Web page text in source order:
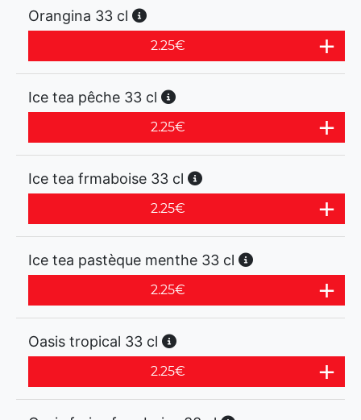
Orangina 33 cl
2.25€
Ice tea pêche 33 cl
2.25€
Ice tea frmaboise 33 cl
2.25€
Ice tea pastèque menthe 33 cl
2.25€
Oasis tropical 33 cl
2.25€